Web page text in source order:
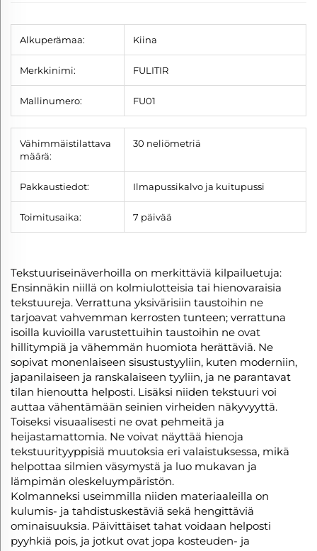
Alkuperämaa: Kiina
Merkkinimi: FULITIR
Mallinumero: FU01
Vähimmäistilattava
määrä:
30 neliömetriä
Pakkaustiedot: Ilmapussikalvo ja kuitupussi
Toimitusaika: 7 päivää
Tekstuuriseinäverhoilla on merkittäviä kilpailuetuja:
Ensinnäkin niillä on kolmiulotteisia tai hienovaraisia
tekstuureja. Verrattuna yksivärisiin taustoihin ne
tarjoavat vahvemman kerrosten tunteen; verrattuna
isoilla kuvioilla varustettuihin taustoihin ne ovat
hillitympiä ja vähemmän huomiota herättäviä. Ne
sopivat monenlaiseen sisustustyyliin, kuten moderniin,
japanilaiseen ja ranskalaiseen tyyliin, ja ne parantavat
tilan hienoutta helposti. Lisäksi niiden tekstuuri voi
auttaa vähentämään seinien virheiden näkyvyyttä.
Toiseksi visuaalisesti ne ovat pehmeitä ja
heijastamattomia. Ne voivat näyttää hienoja
tekstuurityyppisiä muutoksia eri valaistuksessa, mikä
helpottaa silmien väsymystä ja luo mukavan ja
lämpimän oleskeluympäristön.
Kolmanneksi useimmilla niiden materiaaleilla on
kulumis- ja tahdistuskestäviä sekä hengittäviä
ominaisuuksia. Päivittäiset tahat voidaan helposti
pyyhkiä pois, ja jotkut ovat jopa kosteuden- ja